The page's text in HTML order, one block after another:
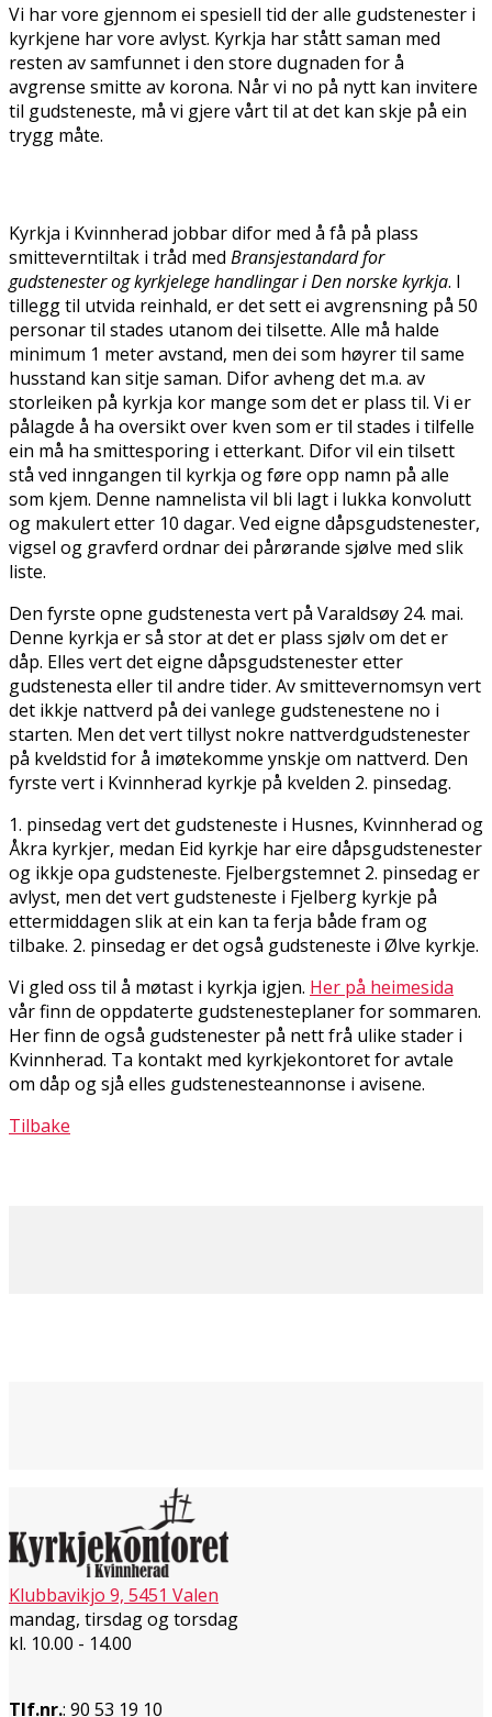
Vi har vore gjennom ei spesiell tid der alle gudstenester i
kyrkjene har vore avlyst. Kyrkja har stått saman med
resten av samfunnet i den store dugnaden for å
avgrense smitte av korona. Når vi no på nytt kan invitere
til gudsteneste, må vi gjere vårt til at det kan skje på ein
trygg måte.
Kyrkja i Kvinnherad jobbar difor med å få på plass
smitteverntiltak i tråd med Bransjestandard for
gudstenester og kyrkjelege handlingar i Den norske kyrkja. I
tillegg til utvida reinhald, er det sett ei avgrensning på 50
personar til stades utanom dei tilsette. Alle må halde
minimum 1 meter avstand, men dei som høyrer til same
husstand kan sitje saman. Difor avheng det m.a. av
storleiken på kyrkja kor mange som det er plass til. Vi er
pålagde å ha oversikt over kven som er til stades i tilfelle
ein må ha smittesporing i etterkant. Difor vil ein tilsett
stå ved inngangen til kyrkja og føre opp namn på alle
som kjem. Denne namnelista vil bli lagt i lukka konvolutt
og makulert etter 10 dagar. Ved eigne dåpsgudstenester,
vigsel og gravferd ordnar dei pårørande sjølve med slik
liste.
Den fyrste opne gudstenesta vert på Varaldsøy 24. mai.
Denne kyrkja er så stor at det er plass sjølv om det er
dåp. Elles vert det eigne dåpsgudstenester etter
gudstenesta eller til andre tider. Av smittevernomsyn vert
det ikkje nattverd på dei vanlege gudstenestene no i
starten. Men det vert tillyst nokre nattverdgudstenester
på kveldstid for å imøtekomme ynskje om nattverd. Den
fyrste vert i Kvinnherad kyrkje på kvelden 2. pinsedag.
1. pinsedag vert det gudsteneste i Husnes, Kvinnherad og
Åkra kyrkjer, medan Eid kyrkje har fleire dåpsgudstenester
og ikkje opa gudsteneste. Fjelbergstemnet 2. pinsedag er
avlyst, men det vert gudsteneste i Fjelberg kyrkje på
ettermiddagen slik at ein kan ta ferja både fram og
tilbake. 2. pinsedag er det også gudsteneste i Ølve kyrkje.
Vi gled oss til å møtast i kyrkja igjen. Her på heimesida
vår finn de oppdaterte gudstenesteplaner for sommaren.
Her finn de også gudstenester på nett frå ulike stader i
Kvinnherad. Ta kontakt med kyrkjekontoret for avtale
om dåp og sjå elles gudstenesteannonse i avisene.
Tilbake
Klubbavikjo 9, 5451 Valen
mandag, tirsdag og torsdag
kl. 10.00 - 14.00
Tlf.nr.: 90 53 19 10